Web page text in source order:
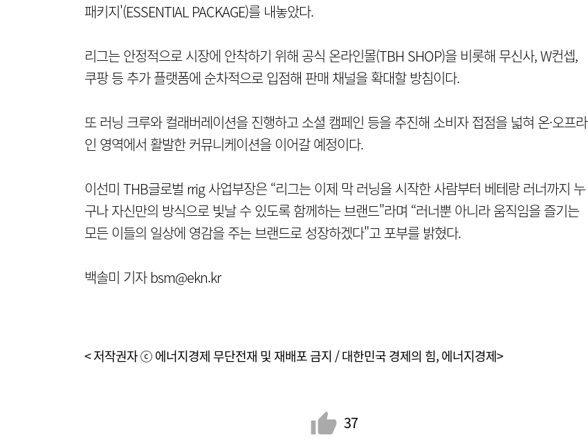
패키지'(ESSENTIAL PACKAGE)를 내놓았다.
리그는 안정적으로 시장에 안착하기 위해 공식 온라인몰(TBH SHOP)을 비롯해 무신사, W컨셉,
쿠팡 등 추가 플랫폼에 순차적으로 입점해 판매 채널을 확대할 방침이다.
또 러닝 크루와 컬래버레이션을 진행하고 소셜 캠페인 등을 추진해 소비자 접점을 넓혀 온·오프라
인 영역에서 활발한 커뮤니케이션을 이어갈 예정이다.
이선미 THB글로벌 rrig 사업부장은 “리그는 이제 막 러닝을 시작한 사람부터 베테랑 러너까지 누
구나 자신만의 방식으로 빛날 수 있도록 함께하는 브랜드"라며 “러너뿐 아니라 움직임을 즐기는
모든 이들의 일상에 영감을 주는 브랜드로 성장하겠다"고 포부를 밝혔다.
백솔미 기자 bsm@ekn.kr
< 저작권자 ⓒ 에너지경제 무단전재 및 재배포 금지 / 대한민국 경제의 힘, 에너지경제>
37